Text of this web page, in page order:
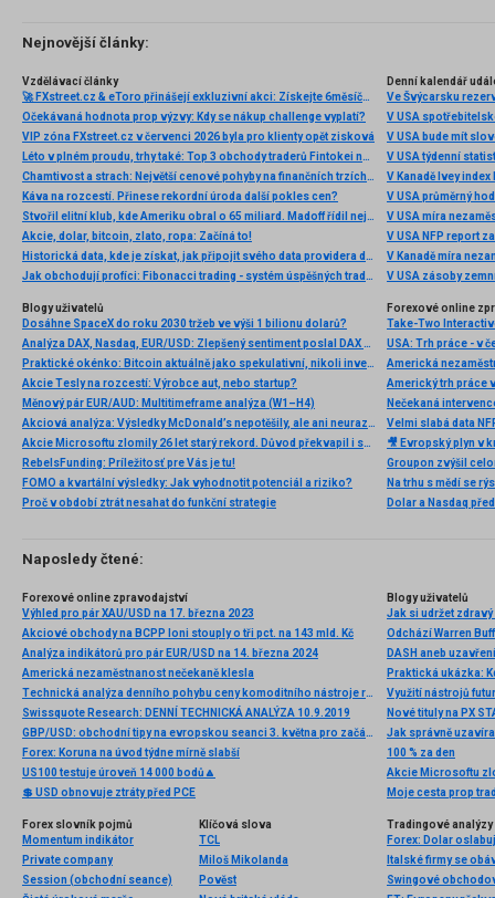
několik příkladů nejznámějších z nich.
Nejnovější články:
Vzdělávací články
🚀 FXstreet.cz & eToro přinášejí exkluzivní akci: Získejte 6měsíční členství ve VIP zóně ZDARMA
Očekávaná hodnota prop výzvy: Kdy se nákup challenge vyplatí?
VIP zóna FXstreet.cz v červenci 2026 byla pro klienty opět zisková
Léto v plném proudu, trhy také: Top 3 obchody traderů Fintokei na indexech a zlatě
Chamtivost a strach: Největší cenové pohyby na finančních trzích (červenec 2026)
Káva na rozcestí. Přinese rekordní úroda další pokles cen?
Stvořil elitní klub, kde Ameriku obral o 65 miliard. Madoff řídil největší Ponzi dějin
Akcie, dolar, bitcoin, zlato, ropa: Začíná to!
Historická data, kde je získat, jak připojit svého data providera do MultiCharts a proč je budeme potřebovat? (4. díl)
Jak obchodují profíci: Fibonacci trading - systém úspěšných traderů
Denní kalendář
Ve Švýcarsku
V USA
V USA bude mít
V USA týdenní
V Kanadě Ivey index
V USA průměrný
V USA míra
V USA NFP report
V Kanadě míra
V USA zásoby
Blogy uživatelů
Dosáhne SpaceX do roku 2030 tržeb ve výši 1 bilionu dolarů?
Analýza DAX, Nasdaq, EUR/USD: Zlepšený sentiment poslal DAX na nová maxima
Praktické okénko: Bitcoin aktuálně jako spekulativní, nikoli investiční aktivum
Akcie Tesly na rozcestí: Výrobce aut, nebo startup?
Měnový pár EUR/AUD: Multitimeframe analýza (W1–H4)
Akciová analýza: Výsledky McDonald’s nepotěšily, ale ani neurazily. Jakou vizi společnost prezentovala?
Akcie Microsoftu zlomily 26 let starý rekord. Důvod překvapil i samotné investory
RebelsFunding: Príležitosť pre Vás je tu!
FOMO a kvartální výsledky: Jak vyhodnotit potenciál a riziko?
Proč v období ztrát nesahat do funkční strategie
Forexové online
Americká
Americký trh práce
Nečekaná
Velmi slabá data
🎥 Evropský plyn v
Dolar a Nasdaq
Naposledy čtené:
Forexové online zpravodajství
Výhled pro pár XAU/USD na 17. března 2023
Akciové obchody na BCPP loni stouply o tři pct. na 143 mld. Kč
Analýza indikátorů pro pár EUR/USD na 14. března 2024
Americká nezaměstnanost nečekaně klesla
Technická analýza denního pohybu ceny komoditního nástroje ropa, čtvrtek 12. června 2025
Swissquote Research: DENNÍ TECHNICKÁ ANALÝZA 10.9.2019
GBP/USD: obchodní tipy na evropskou seanci 3. května pro začátečníky
Forex: Koruna na úvod týdne mírně slabší
US100 testuje úroveň 14 000 bodů🔼
💲 USD obnovuje ztráty před PCE
Blogy uživatelů
Jak si udržet
Odchází Warren
DASH aneb
Praktická ukázka:
Využití nástrojů
Nové tituly na PX
Jak správně
100 % za den
Moje cesta prop
Forex slovník pojmů
Momentum indikátor
Private company
Session (obchodní seance)
Klíčová slova
TCL
Miloš Mikolanda
Pověst
Tradingové analýzy
Italské firmy se
Swingové